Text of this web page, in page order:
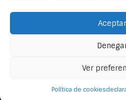
Aceptar
Ver
Política de cookies
considerarse hipotéticas y no